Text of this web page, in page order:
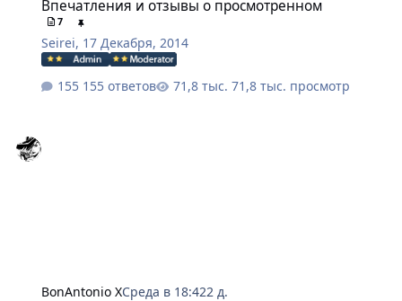
Впечатления и отзывы о просмотренном
7
Seirei, 17 Декабря, 2014
155 ответов 71,8 тыс. просмотр
BonAntonio XСреда в 18:422 д.